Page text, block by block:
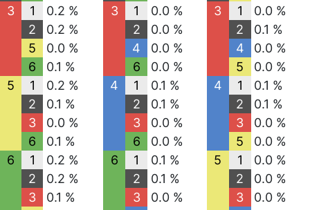
3
1
0.2 %
2
0.2 %
5
0.0 %
6
0.1 %
5
1
0.2 %
2
0.1 %
3
0.0 %
6
0.1 %
6
1
0.2 %
2
0.2 %
3
0.1 %
3
1
0.0 %
2
0.0 %
4
0.0 %
6
0.0 %
4
1
0.1 %
2
0.1 %
3
0.0 %
6
0.0 %
6
1
0.1 %
2
0.1 %
3
0.0 %
3
1
0.0 %
2
0.1 %
4
0.0 %
5
0.0 %
4
1
0.1 %
2
0.1 %
3
0.0 %
5
0.0 %
5
1
0.0 %
2
0.0 %
3
0.0 %